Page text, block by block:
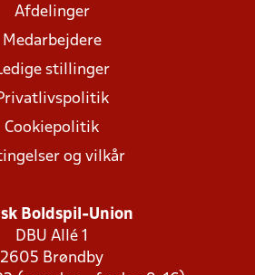
Afdelinger
Medarbejdere
stillinger
Cookiepolitik
og vilkår
Boldspil-Union
DBU Allé 1
2605 Brøndby